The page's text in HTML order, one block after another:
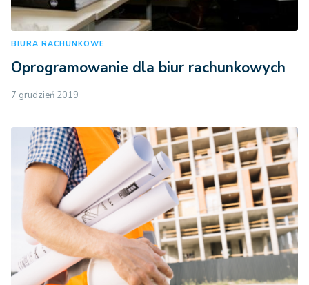
BIURA RACHUNKOWE
Oprogramowanie dla biur rachunkowych
7 grudzień 2019